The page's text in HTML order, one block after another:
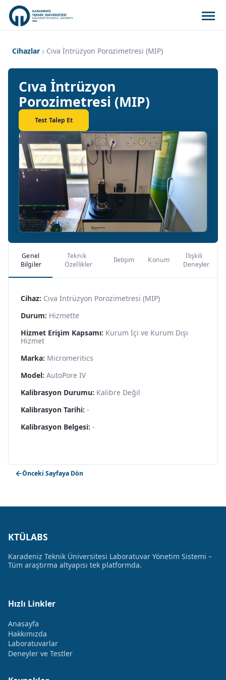
Cihazlar Cıva İntrüzyon Porozimetresi (MIP)
Cıva İntrüzyon
Porozimetresi (MIP)
Test Talep Et
Genel
Bilgiler
Teknik
Özellikler
İletişim Konum
İlişkili
Deneyler
Cihaz: Cıva İntrüzyon Porozimetresi (MIP)
Durum: Hizmette
Hizmet Erişim Kapsamı: Kurum İçi ve Kurum Dışı
Hizmet
Marka: Micromeritics
Model: AutoPore IV
Kalibrasyon Durumu: Kalibre Değil
Kalibrasyon Tarihi: -
Kalibrasyon Belgesi: -
Önceki Sayfaya Dön
KTÜLABS
Karadeniz Teknik Üniversitesi Laboratuvar Yönetim Sistemi –
Tüm araştırma altyapısı tek platformda.
Hızlı Linkler
Anasayfa
Hakkımızda
Laboratuvarlar
Deneyler ve Testler